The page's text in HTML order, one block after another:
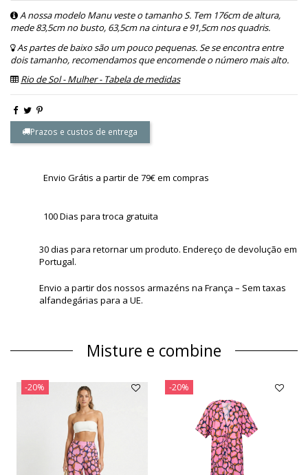
A nossa modelo Manu veste o tamanho S. Tem 176cm de altura,
mede 83,5cm no busto, 63,5cm na cintura e 91,5cm nos quadris.
As partes de baixo são um pouco pequenas. Se se encontra entre
dois tamanho, recomendamos que encomende o número mais alto.
Rio de Sol - Mulher - Tabela de medidas
Prazos e custos de entrega
Envio Grátis a partir de 79€ em compras
100 Dias para troca gratuita
30 dias para retornar um produto. Endereço de devolução em
Portugal.
Envio a partir dos nossos armazéns na França – Sem taxas
alfandegárias para a UE.
Misture e combine
-20% -20%